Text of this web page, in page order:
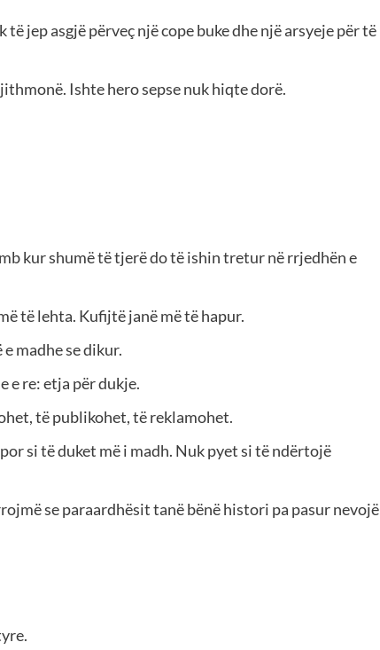
jep asgjë përveç një cope buke dhe një arsyeje për të
Ishte hero sepse nuk hiqte dorë.
kur shumë të tjerë do të ishin tretur në rrjedhën e
të lehta. Kufijtë janë më të hapur.
madhe se dikur.
e re: etja për dukje.
të publikohet, të reklamohet.
si të duket më i madh. Nuk pyet si të ndërtojë
se paraardhësit tanë bënë histori pa pasur nevojë